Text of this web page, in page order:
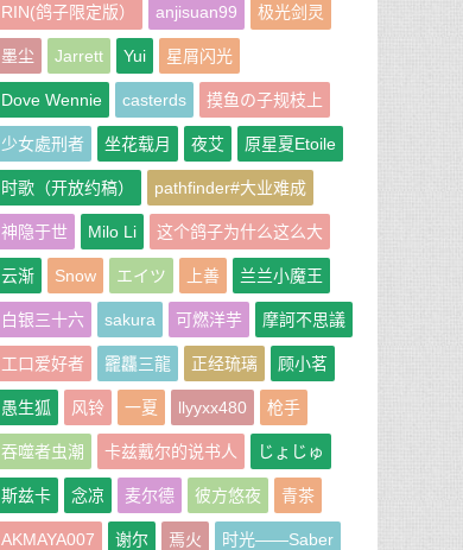
RIN(鸽子限定版） anjisuan99 极光剑灵
墨尘 Jarrett Yui 星屑闪光
Dove Wennie casterds 摸鱼の子规枝上
少女處刑者 坐花载月 夜艾 原星夏Etoile
时歌（开放约稿） pathfinder#大业难成
神隐于世 Milo Li 这个鸽子为什么这么大
云渐 Snow エイツ 上善 兰兰小魔王
白银三十六 sakura 可燃洋芋 摩訶不思議
工口爱好者 龗龘三龍 正经琉璃 顾小茗
愚生狐 风铃 一夏 llyyxx480 枪手
吞噬者虫潮 卡兹戴尔的说书人 じょじゅ
斯兹卡 念凉 麦尔德 彼方悠夜 青茶
AKMAYA007 谢尔 焉火 时光——Saber